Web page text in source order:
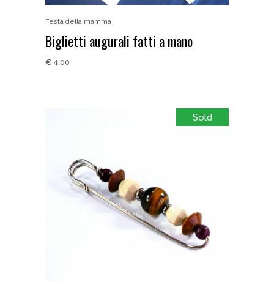
Festa della mamma
Biglietti augurali fatti a mano
€ 4,00
Sold